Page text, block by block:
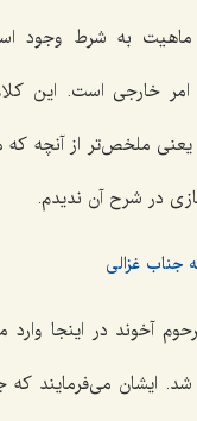
به شرط وجود
خارجی است. این
ملخص‌تر از آنچه که
در شرح آن ندیدم.
جناب غزالی
آخوند در اینجا
ایشان می‌فرمایند که